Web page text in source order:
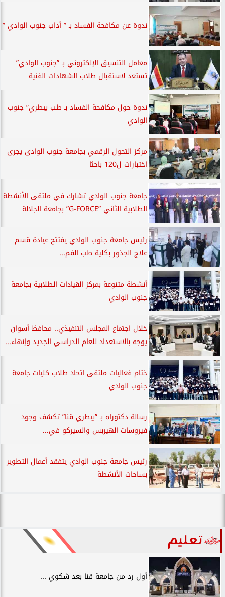
ندوة عن مكافحة الفساد بـ ” أداب جنوب الوادي ”
معامل التنسيق الإلكتروني بـ ”جنوب الوادي”
تستعد لاستقبال طلاب الشهادات الفنية
ندوة حول مكافحة الفساد بـ طب بيطري” جنوب
الوادي
مركز التحول الرقمي بجامعة جنوب الوادى يجرى
اختبارات ل120 باحثا
جامعة جنوب الوادي تشارك في ملتقى الأنشطة
الطلابية الثاني ”G-FORCE” بجامعة الجلالة
رئيس جامعة جنوب الوادي يفتتح عيادة قسم
علاج الجذور بكلية طب الفم...
أنشطة متنوعة بمركز القيادات الطلابية بجامعة
جنوب الوادي
خلال اجتماع المجلس التنفيذي.. محافظ أسوان
يوجه بالاستعداد للعام الدراسي الجديد وإنهاء...
ختام فعاليات ملتقى اتحاد طلاب كليات جامعة
جنوب الوادي
رسالة دكتوراه بـ ”بيطري قنا” تكشف وجود
فيروسات الهيربس والسيركو في...
رئيس جامعة جنوب الوادي يتفقد أعمال التطوير
بساحات الأنشطة
تعليم
أول رد من جامعة قنا بعد شكوي ...